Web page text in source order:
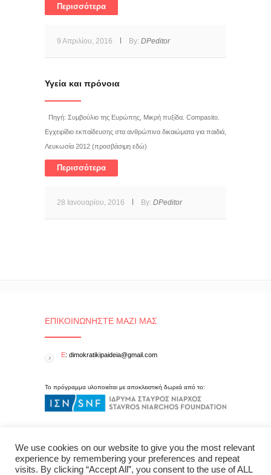
Περισσότερα
9 Απριλίου, 2016 By: DPeditor
Υγεία και πρόνοια
Πηγή: Συμβούλιο της Ευρώπης, Μικρή πυξίδα. Compasito.
Εγχειρίδιο εκπαίδευσης στα ανθρώπινα δικαιώματα για παιδιά,
Λευκωσία 2012 (προσβάσιμη εδώ)
Περισσότερα
28 Ιανουαρίου, 2016 By: DPeditor
ΕΠΙΚΟΙΝΩΝΉΣΤΕ ΜΑΖΊ ΜΑΣ
E: dimokratikipaideia@gmail.com
Το πρόγραμμα υλοποιείται με αποκλειστική δωρεά από το:
We use cookies on our website to give you the most relevant
experience by remembering your preferences and repeat
visits. By clicking “Accept All”, you consent to the use of ALL